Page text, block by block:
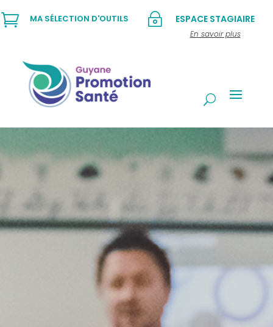
~ ESPACE STAGIAIRE
En savoir plus
 MA SÉLECTION D'OUTILS